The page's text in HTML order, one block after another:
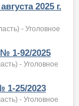
2025 г.
- Уголовное
1-92/2025
- Уголовное
1-25/2023
- Уголовное